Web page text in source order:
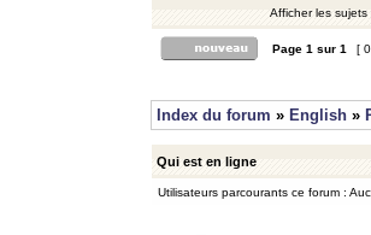
Afficher les sujets
Page 1 sur 1 [
Index du forum » English »
Qui est en ligne
Utilisateurs parcourants ce forum :